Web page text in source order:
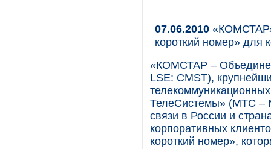
07.06.2010
короткий номер» для
«КОМСТАР –
LSE: CMST),
ТелеСистемы» (МТС –
связи в России и
корпоративных
короткий номер»,